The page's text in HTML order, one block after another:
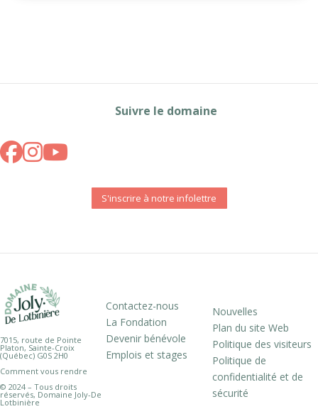
Suivre le domaine
S'inscrire à notre infolettre
7015, route de Pointe
Platon, Sainte-Croix
(Québec) G0S 2H0
Comment vous rendre
© 2024 – Tous droits
réservés, Domaine Joly-De
Lotbinière
Contactez-nous
La Fondation
Devenir bénévole
Emplois et stages
Nouvelles
Plan du site Web
Politique des visiteurs
Politique de
confidentialité et de
sécurité